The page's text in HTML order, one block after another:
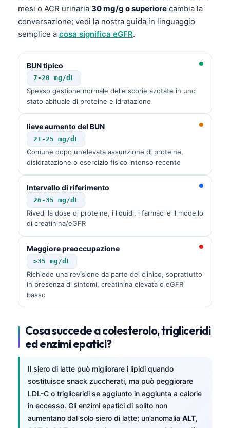
mesi o ACR urinaria 30 mg/g o superiore cambia la
conversazione; vedi la nostra guida in linguaggio
semplice a cosa significa eGFR.
BUN tipico
7-20 mg/dL
Spesso gestione normale delle scorie azotate in uno
stato abituale di proteine e idratazione
lieve aumento del BUN
21-25 mg/dL
Comune dopo un’elevata assunzione di proteine,
disidratazione o esercizio fisico intenso recente
Intervallo di riferimento
26-35 mg/dL
Rivedi la dose di proteine, i liquidi, i farmaci e il modello
di creatinina/eGFR
Maggiore preoccupazione
>35 mg/dL
Richiede una revisione da parte del clinico, soprattutto
in presenza di sintomi, creatinina elevata o eGFR
basso
Cosa succede a colesterolo, trigliceridi
ed enzimi epatici?
Il siero di latte può migliorare i lipidi quando
sostituisce snack zuccherati, ma può peggiorare
LDL-C o trigliceridi se aggiunto in aggiunta a calorie
in eccesso. Gli enzimi epatici di solito non
aumentano dal solo siero di latte; un’anomalia ALT,